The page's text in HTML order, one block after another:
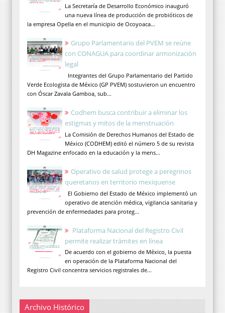
La Secretaría de Desarrollo Económico inauguró
una nueva línea de producción de probióticos de
la empresa Opella en el municipio de Ocoyoaca...
Grupo Parlamentario del PVEM se reúne
con CONAGUA para coordinar armonización
legal
Integrantes del Grupo Parlamentario del Partido
Verde Ecologista de México (GP PVEM) sostuvieron un encuentro
con Óscar Zavala Gamboa, sub...
Codhem busca contribuir a eliminar los
estigmas y mitos de la menstruación
La Comisión de Derechos Humanos del Estado de
México (CODHEM) editó el número 5 de su revista
DH Magazine enfocado en la educación y la mens...
Operativo de salud protege a peregrinos
queretanos en territorio mexiquense
El Gobierno del Estado de México implementó un
operativo de atención médica, vigilancia sanitaria y
prevención de enfermedades para proteg...
Plataforma Nacional del Registro Civil
permite realizar trámites en línea
De acuerdo con el gobierno de México, la puesta
en operación de la Plataforma Nacional del
Registro Civil concentra servicios registrales de...
Archivo Histórico